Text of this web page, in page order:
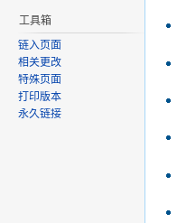
工具箱
链入页面
相关更改
特殊页面
打印版本
永久链接